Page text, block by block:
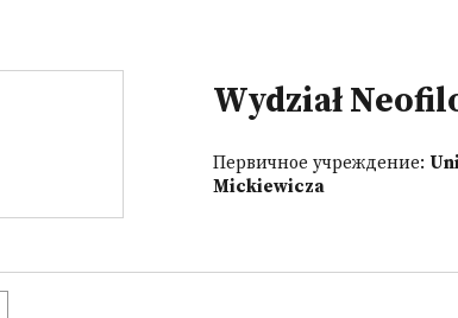
Wydział
Первичное учреждение:
Mickiewicza